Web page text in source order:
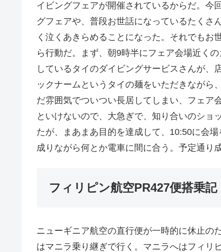
イビングフェアが開催されているからだ。今
グフェアや、普段お世話になっているたくさ
く泣くあきらめることになった。それでも
ら行動だ。まず、朝9時半にフェア会場近く
しているタイのダイビングサービスさんが
ックナームというタイの麺をいただきながら
だ雰囲気でついつい長居してしまい、フェア
といけないので、大急ぎで、知り合いのショ
たが、まあまあ目的を達成して、10:50に会
成りながら何とか電車に間に合う。予定通り
フィリピン航空PR427便搭乗記
ニューギニア航空の直行便が一時的に休止の
はマニラ乗り継ぎで行く。マニラへはフィリ